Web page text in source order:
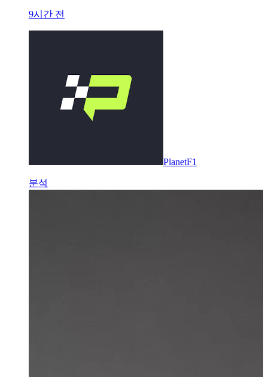
9시간 전
PlanetF1
분석